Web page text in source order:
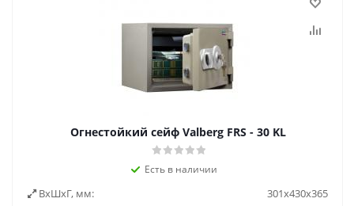
Огнестойкий сейф Valberg FRS - 30 KL
Есть в наличии
ВxШxГ, мм:
301х430х365